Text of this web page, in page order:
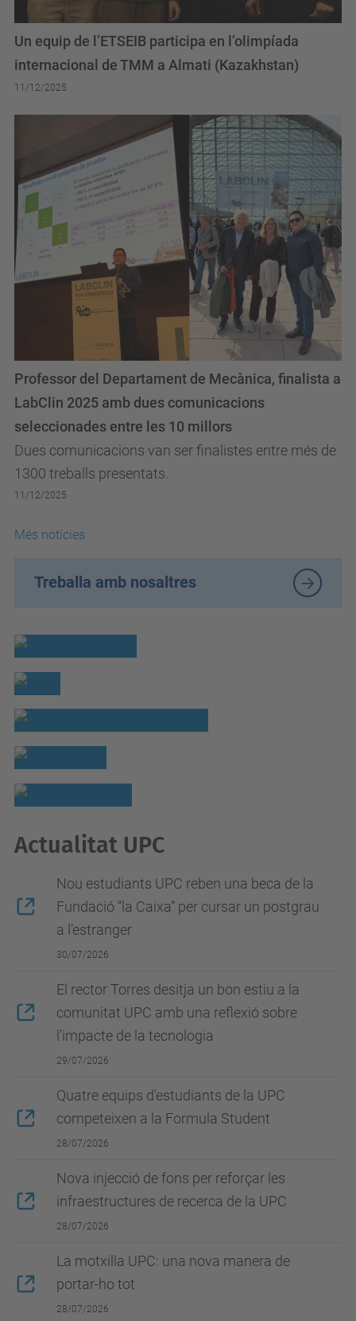
Un equip de l’ETSEIB participa en l’olimpíada
internacional de TMM a Almati (Kazakhstan)
11/12/2025
Dues comunicacions van ser finalistes entre més de
1300 treballs presentats.
Professor del Departament de Mecànica, finalista a
LabClin 2025 amb dues comunicacions
seleccionades entre les 10 millors
11/12/2025
Més notícies
Treballa amb nosaltres
Actualitat UPC
Nou estudiants UPC reben una beca de la
Fundació “la Caixa” per cursar un postgrau
a l’estranger
30/07/2026
El rector Torres desitja un bon estiu a la
comunitat UPC amb una reflexió sobre
l'impacte de la tecnologia
29/07/2026
Quatre equips d'estudiants de la UPC
competeixen a la Formula Student
28/07/2026
Nova injecció de fons per reforçar les
infraestructures de recerca de la UPC
28/07/2026
La motxilla UPC: una nova manera de
portar-ho tot
28/07/2026